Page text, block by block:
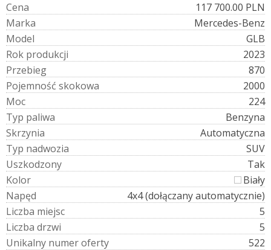
Cena
117 700.00 PLN
Marka
Mercedes-Benz
Model
GLB
Rok produkcji
2023
Przebieg
870
Pojemność skokowa
2000
Moc
224
Typ paliwa
Benzyna
Skrzynia
Automatyczna
Typ nadwozia
SUV
Uszkodzony
Tak
Kolor
Biały
Napęd
4x4 (dołączany automatycznie)
Liczba miejsc
5
Liczba drzwi
5
Unikalny numeroferty
522